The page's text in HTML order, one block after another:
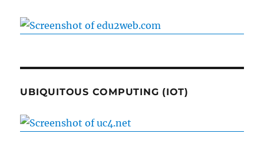
UBIQUITOUS COMPUTING (IOT)